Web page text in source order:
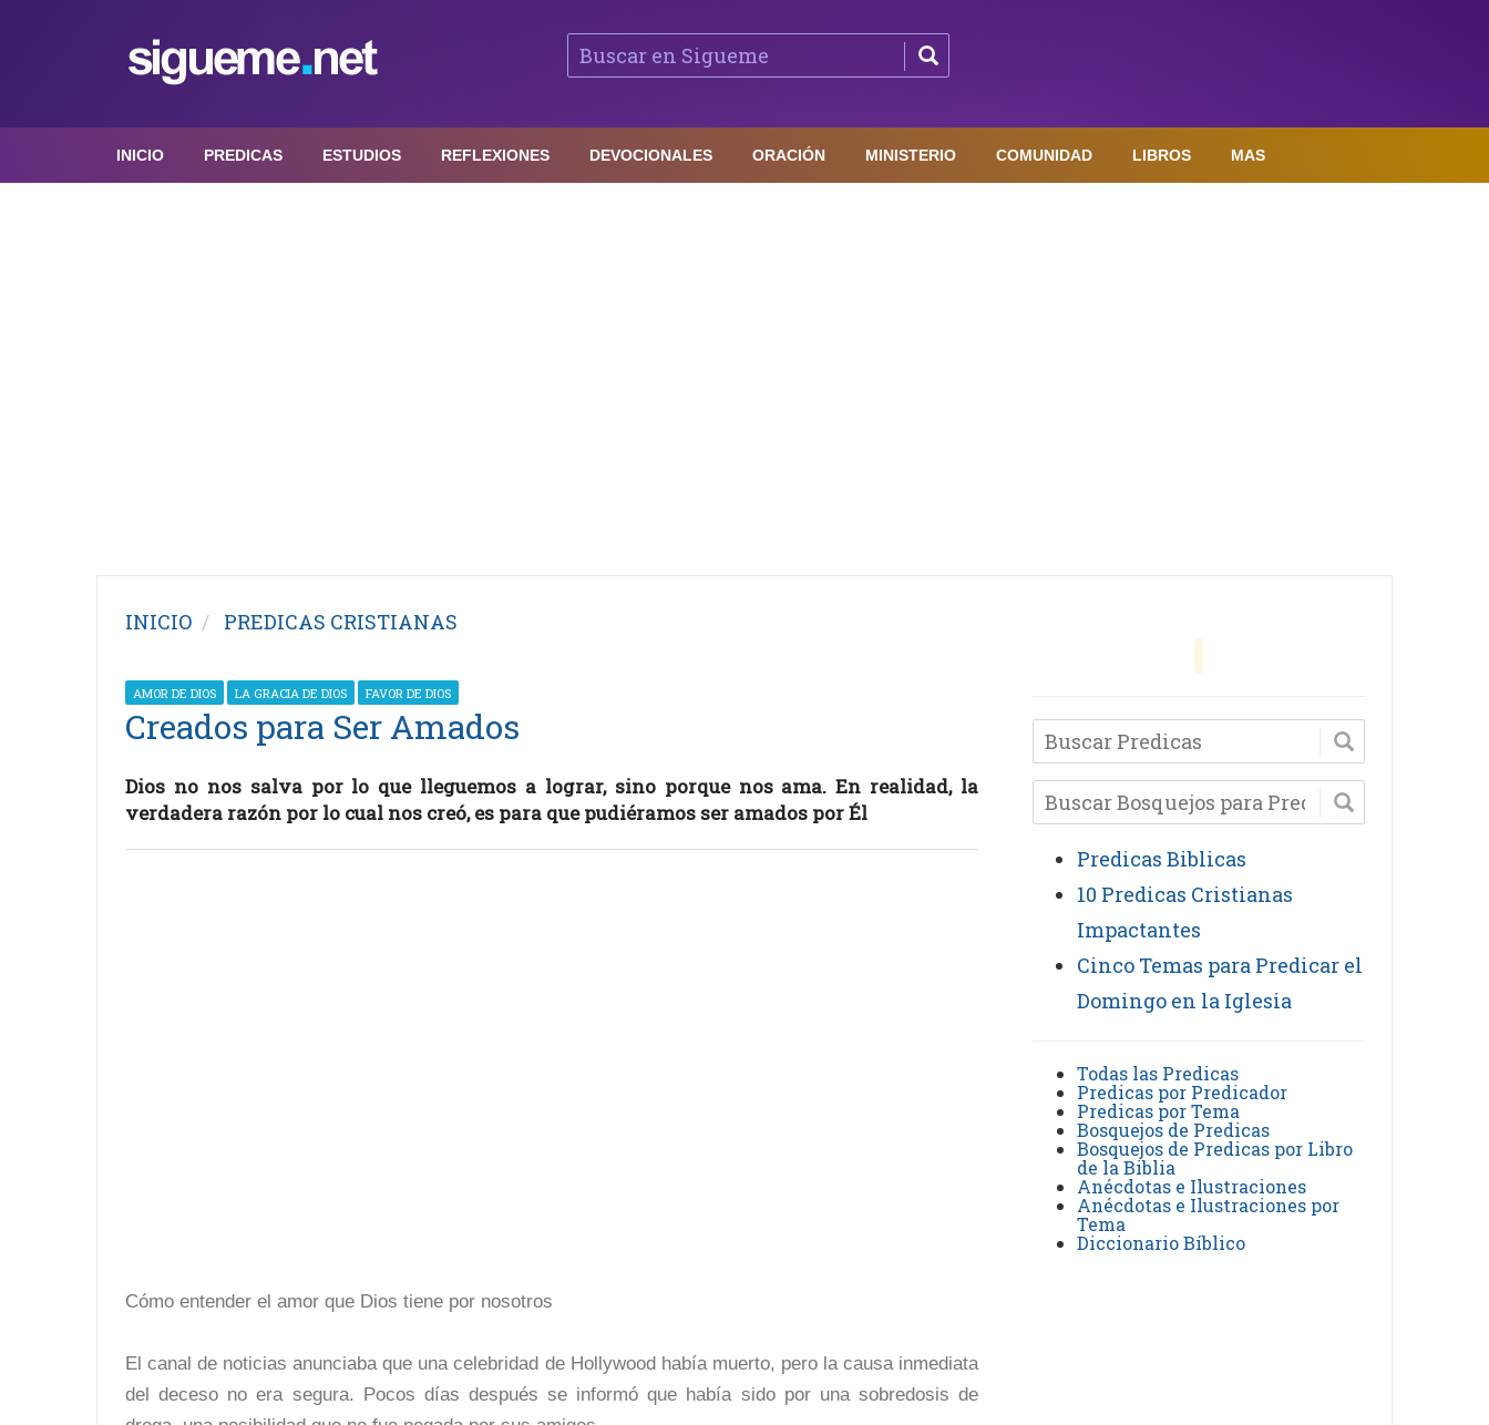
INICIO PREDICAS ESTUDIOS REFLEXIONES DEVOCIONALES ORACIÓN MINISTERIO COMUNIDAD LIBROS MAS
INICIO PREDICAS CRISTIANAS
AMOR DE DIOS LA GRACIA DE DIOS FAVOR DE DIOS
Creados para Ser Amados
Dios no nos salva por lo que lleguemos a lograr, sino porque nos ama. En realidad, la
verdadera razón por lo cual nos creó, es para que pudiéramos ser amados por Él
Cómo entender el amor que Dios tiene por nosotros
El canal de noticias anunciaba que una celebridad de Hollywood había muerto, pero la causa inmediata
del deceso no era segura. Pocos días después se informó que había sido por una sobredosis de
Predicas Biblicas
10 Predicas Cristianas
Impactantes
Cinco Temas para Predicar el
Domingo en la Iglesia
Todas las Predicas
Predicas por Predicador
Predicas por Tema
Bosquejos de Predicas
Bosquejos de Predicas por Libro
de la Biblia
Anécdotas e Ilustraciones
Anécdotas e Ilustraciones por
Tema
Diccionario Bíblico